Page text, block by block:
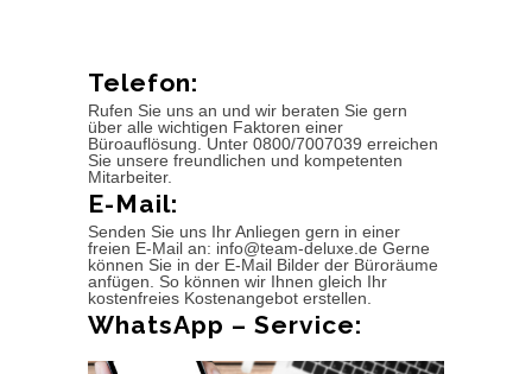
Telefon:
Rufen Sie uns an und wir beraten Sie gern
über alle wichtigen Faktoren einer
Büroauflösung. Unter 0800/7007039 erreichen
Sie unsere freundlichen und kompetenten
Mitarbeiter.
E-Mail:
Senden Sie uns Ihr Anliegen gern in einer
freien E-Mail an: info@team-deluxe.de Gerne
können Sie in der E-Mail Bilder der Büroräume
anfügen. So können wir Ihnen gleich Ihr
kostenfreies Kostenangebot erstellen.
WhatsApp – Service: